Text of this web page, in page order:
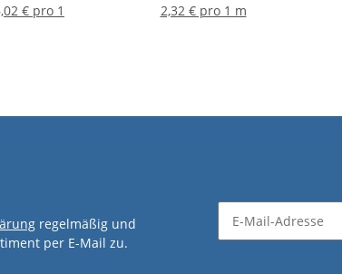
€ pro 1
2,32 € pro 1 m
regelmäßig und
per E-Mail zu.